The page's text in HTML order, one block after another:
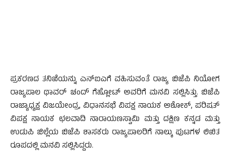
ಪ್ರಕರಣದ ತನಿಖೆಯನ್ನು ಎನ್​ಐಎಗೆ ವಹಿಸುವಂತೆ ರಾಜ್ಯ ಬಿಜೆಪಿ ನಿಯೋಗ
ರಾಜ್ಯಪಾಲ ಥಾವರ್ ಚಂದ್​ ಗೆಹ್ಲೋಟ್​ ಅವರಿಗೆ ಮನವಿ ಸಲ್ಲಿಸಿತ್ತು. ಬಿಜೆಪಿ
ರಾಜ್ಯಾಧ್ಯಕ್ಷ ವಿಜಯೇಂದ್ರ, ವಿಧಾ‌ನಸಭೆ ವಿಪಕ್ಷ ನಾಯಕ ಅಶೋಕ್, ಪರಿಷತ್
ವಿಪಕ್ಷ ನಾಯಕ ಛಲವಾದಿ ನಾರಾಯಣಸ್ವಾಮಿ ಮತ್ತು ದಕ್ಷಿಣ ಕನ್ನಡ ಮತ್ತು
ಉಡುಪಿ ಜಿಲ್ಲೆಯ ಬಿಜೆಪಿ ಶಾಸಕರು ರಾಜ್ಯಪಾಲರಿಗೆ ನಾಲ್ಕು ಪುಟಗಳ ಲಿಖಿತ
ರೂಪದಲ್ಲಿ ಮನವಿ ಸಲ್ಲಿಸಿದ್ದರು.